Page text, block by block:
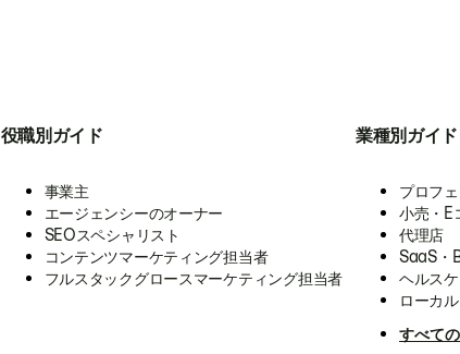
役職別ガイド
事業主
エージェンシーのオーナー
SEOスペシャリスト
コンテンツマーケティング担当者
フルスタックグロースマーケティング担当者
業種別ガイド
プロフ
小売・E
代理店
SaaS・
ヘルス
ローカ
すべて